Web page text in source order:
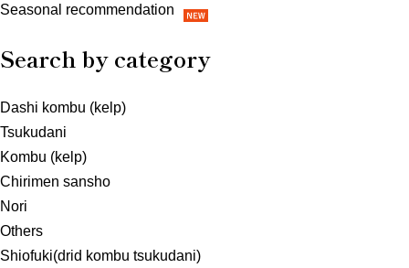
Seasonal recommendation
Search by category
Dashi kombu (kelp)
Tsukudani
Kombu (kelp)
Chirimen sansho
Nori
Others
Shiofuki(drid kombu tsukudani)